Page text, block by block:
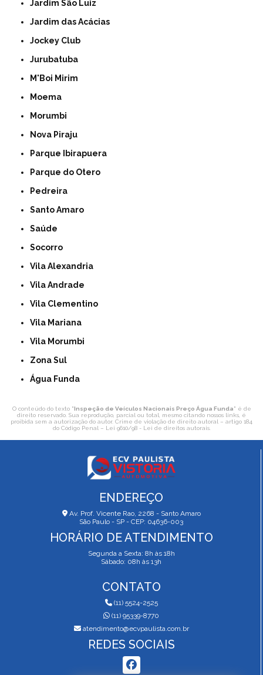
Jardim São Luiz
Jardim das Acácias
Jockey Club
Jurubatuba
M'Boi Mirim
Moema
Morumbi
Nova Piraju
Parque Ibirapuera
Parque do Otero
Pedreira
Santo Amaro
Saúde
Socorro
Vila Alexandria
Vila Andrade
Vila Clementino
Vila Mariana
Vila Morumbi
Zona Sul
Água Funda
O conteúdo do texto " Inspeção de Veículos Nacionais Preço Água Funda" é de
direito reservado. Sua reprodução, parcial ou total, mesmo citando nossos links, é
proibida sem a autorização do autor. Crime de violação de direito autoral – artigo 184
do Código Penal – Lei 9610/98 - Lei de direitos autorais.
ENDEREÇO
Av. Prof. Vicente Rao, 2268 - Santo Amaro
São Paulo - SP - CEP: 04636-003
HORÁRIO DE ATENDIMENTO
Segunda a Sexta: 8h às 18h
Sábado: 08h às 13h
CONTATO
(11) 5524-2525
(11) 95339-8770
atendimento@ecvpaulista.com.br
REDES SOCIAIS